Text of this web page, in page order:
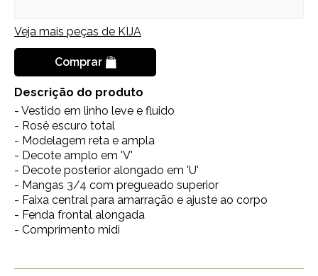
Veja mais peças de KIJA
Comprar
Descrição do produto
- Vestido em linho leve e fluido
- Rosê escuro total
- Modelagem reta e ampla
- Decote amplo em 'V'
- Decote posterior alongado em 'U'
- Mangas 3/4 com pregueado superior
- Faixa central para amarração e ajuste ao corpo
- Fenda frontal alongada
- Comprimento midi